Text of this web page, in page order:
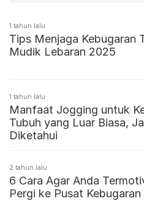
1 tahun lalu
Tips Menjaga Kebugaran
Mudik Lebaran 2025
1 tahun lalu
Manfaat Jogging untuk
Tubuh yang Luar Biasa,
Diketahui
2 tahun lalu
6 Cara Agar Anda
Pergi ke Pusat Kebugaran